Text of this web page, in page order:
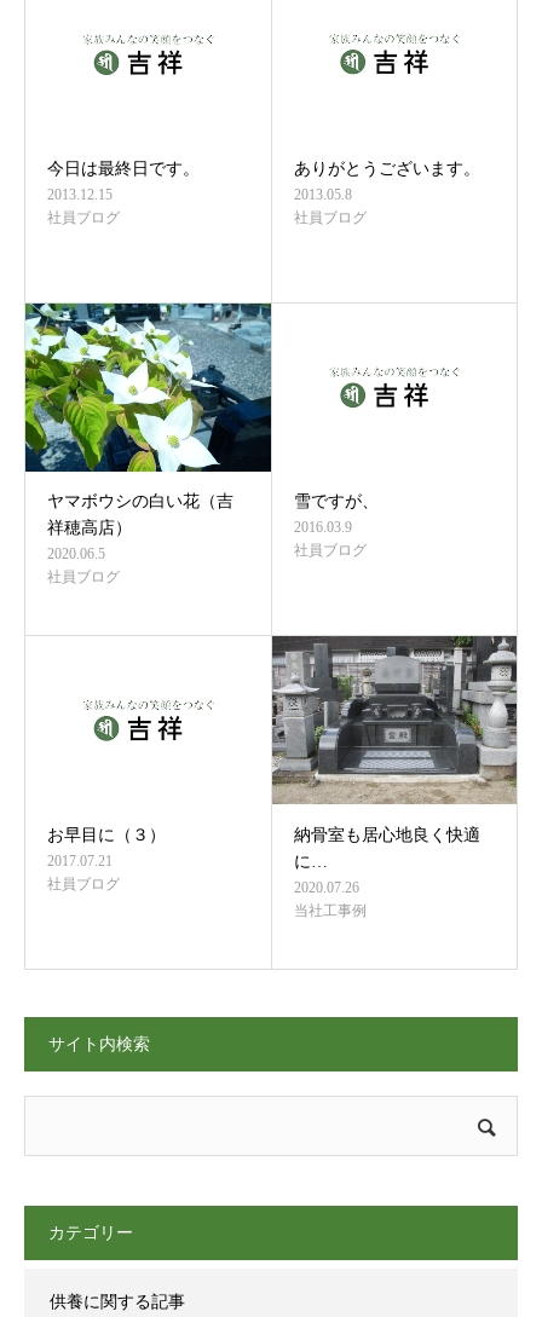
今日は最終日です。
2013.12.15
社員ブログ
ありがとうございます。
2013.05.8
社員ブログ
ヤマボウシの白い花（吉
祥穂高店）
2020.06.5
社員ブログ
雪ですが、
2016.03.9
社員ブログ
お早目に（３）
2017.07.21
社員ブログ
納骨室も居心地良く快適
に…
2020.07.26
当社工事例
サイト内検索
カテゴリー
供養に関する記事